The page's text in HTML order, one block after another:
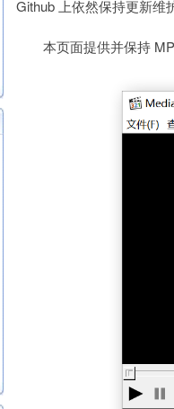
Github 上依然保持更新维
本页面提供并保持